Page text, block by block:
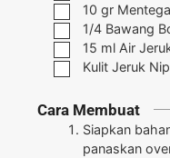
10 gr Mentega
1/4 Bawang
15 ml Air
Kulit Jeruk
Cara Membuat
Siapkan
panaskan